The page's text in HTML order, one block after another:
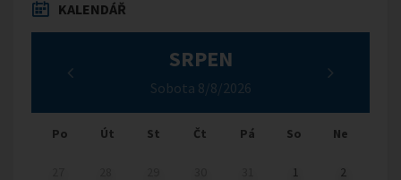
KALENDÁŘ
SRPEN
Sobota 8/8/2026
Po Út St Čt Pá So Ne
1
2